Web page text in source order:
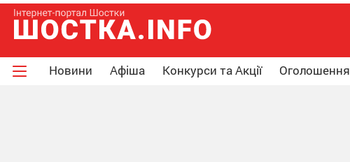
Новини Афіша Конкурси та Акції Оголошення